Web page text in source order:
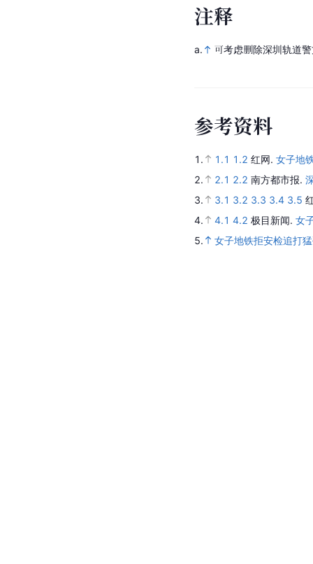
注释
a. 可考虑删除深圳轨道
参考资料
1. 1.1 1.2 红网. 女子地
2.
2.1 2.2 南方都市报.
3.
3.1 3.2 3.3 3.4 3.5
4.
4.1 4.2 极目新闻. 女
5.
女子地铁拒安检追打